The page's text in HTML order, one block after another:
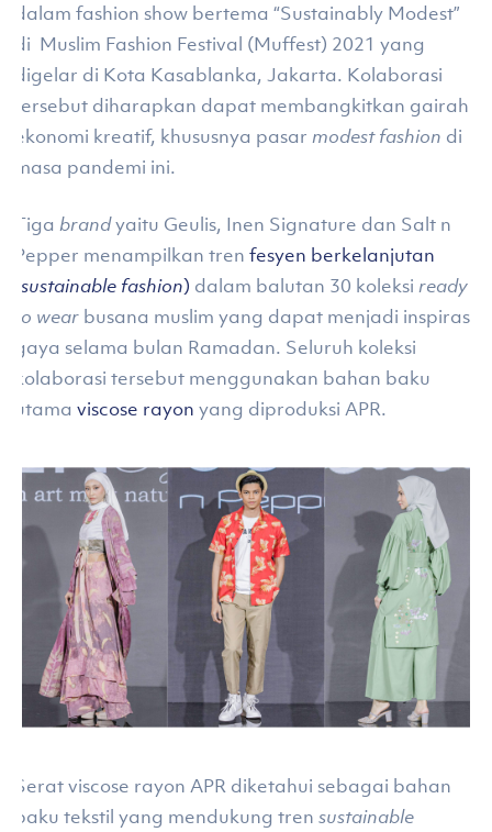
dalam fashion show bertema “Sustainably Modest”
di Muslim Fashion Festival (Muffest) 2021 yang
digelar di Kota Kasablanka, Jakarta. Kolaborasi
tersebut diharapkan dapat membangkitkan gairah
ekonomi kreatif, khususnya pasarmodest fashion di
masa pandemi ini.
Tigabrandyaitu Geulis, Inen Signature dan Salt n
Pepper menampilkan trenfesyen berkelanjutan
sustainable fashion) dalam balutan 30 koleksiready
to wear busana muslim yang dapat menjadi inspirasi
gaya selama bulan Ramadan. Seluruh koleksi
kolaborasi tersebut menggunakan bahan baku
utamaviscose rayon yang diproduksi APR.
Serat viscose rayon APR diketahui sebagai bahan
baku tekstil yang mendukung trensustainable